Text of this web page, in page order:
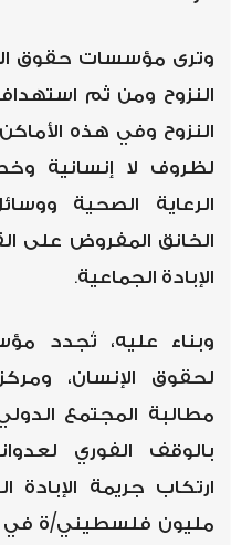
وترى مؤسسات حقوق
النزوح ومن ثم
النزوح وفي هذه
لظروف لا إنسانية
الرعاية الصحية
الخانق المفروض على
الإبادة الجماعية.
وبناء عليه، تُجدد
لحقوق الإنسان،
مطالبة المجتمع
بالوقف الفوري
مليون فلسطيني/ة في